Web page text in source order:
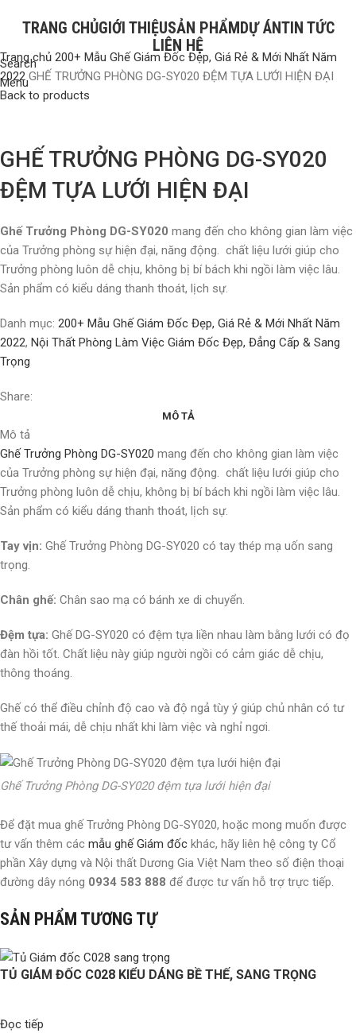
TRANG CHỦGIỚI THIỆUSẢN PHẨMDỰ ÁNTIN TỨC
LIÊN HỆ
Search
Menu
Trang chủ 200+ Mẫu Ghế Giám Đốc Đẹp, Giá Rẻ & Mới Nhất Năm
2022 GHẾ TRƯỞNG PHÒNG DG-SY020 ĐỆM TỰA LƯỚI HIỆN ĐẠI
Back to products
GHẾ TRƯỞNG PHÒNG DG-SY020
ĐỆM TỰA LƯỚI HIỆN ĐẠI
Ghế Trưởng Phòng DG-SY020 mang đến cho không gian làm việc
của Trưởng phòng sự hiện đại, năng động. chất liệu lưới giúp cho
Trưởng phòng luôn dễ chịu, không bị bí bách khi ngồi làm việc lâu.
Sản phẩm có kiểu dáng thanh thoát, lịch sự.
Danh mục: 200+ Mẫu Ghế Giám Đốc Đẹp, Giá Rẻ & Mới Nhất Năm
2022, Nội Thất Phòng Làm Việc Giám Đốc Đẹp, Đẳng Cấp & Sang
Trọng
Share:
MÔ TẢ
Mô tả
Ghế Trưởng Phòng DG-SY020 mang đến cho không gian làm việc
của Trưởng phòng sự hiện đại, năng động. chất liệu lưới giúp cho
Trưởng phòng luôn dễ chịu, không bị bí bách khi ngồi làm việc lâu.
Sản phẩm có kiểu dáng thanh thoát, lịch sự.
Tay vịn: Ghế Trưởng Phòng DG-SY020 có tay thép mạ uốn sang
trọng.
Chân ghế: Chân sao mạ có bánh xe di chuyển.
Đệm tựa: Ghế DG-SY020 có đệm tựa liền nhau làm bằng lưới có đọ
đàn hồi tốt. Chất liệu này giúp người ngồi có cảm giác dễ chịu,
thông thoáng.
Ghế có thể điều chỉnh độ cao và độ ngả tùy ý giúp chủ nhân có tư
thế thoải mái, dễ chịu nhất khi làm việc và nghỉ ngơi.
Ghế Trưởng Phòng DG-SY020 đệm tựa lưới hiện đại
Để đặt mua ghế Trưởng Phòng DG-SY020, hoặc mong muốn được
tư vấn thêm các mẫu ghế Giám đốc khác, hãy liên hệ công ty Cổ
phần Xây dựng và Nội thất Dương Gia Việt Nam theo số điện thoại
đường dây nóng 0934 583 888 để được tư vấn hỗ trợ trực tiếp.
SẢN PHẨM TƯƠNG TỰ
TỦ GIÁM ĐỐC C028 KIỂU DÁNG BỀ THẾ, SANG TRỌNG
Đọc tiếp